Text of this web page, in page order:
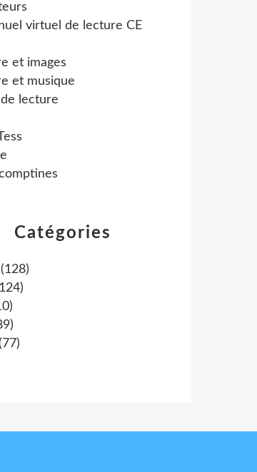
Catégories
(128)
virtuel de lecture CE
et images
et musique
lecture